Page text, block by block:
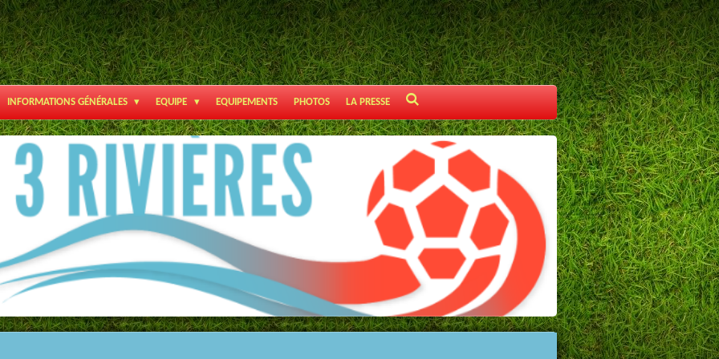
INFORMATIONS GÉNÉRALES EQUIPE EQUIPEMENTS PHOTOS LA PRESSE